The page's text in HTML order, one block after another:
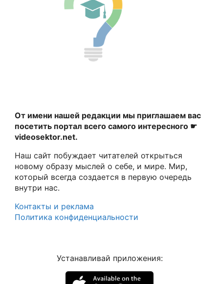
От имени нашей редакции мы приглашаем вас
посетить портал всего самого интересного ☛
videosektor.net.
Наш сайт побуждает читателей открыться
новому образу мыслей о себе, и мире. Мир,
который всегда создается в первую очередь
внутри нас.
Контакты и реклама
Политика конфиденциальности
Устанавливай приложения: